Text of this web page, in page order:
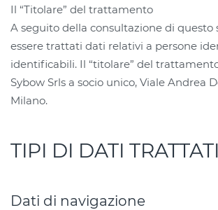
Il “Titolare” del trattamento
A seguito della consultazione di questo
essere trattati dati relativi a persone
identificabili. Il “titolare” del
Sybow Srls a socio unico, Viale Andrea
Milano.
TIPI DI DATI TRATTATI
Dati di navigazione